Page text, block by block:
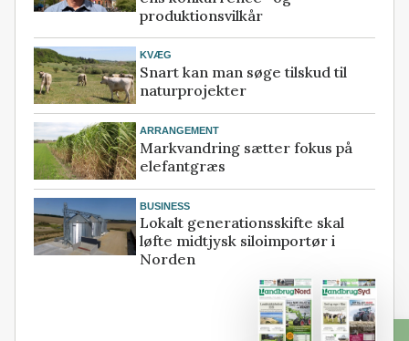
produktionsvilkår
KVÆG
Snart kan man søge tilskud til
naturprojekter
ARRANGEMENT
Markvandring sætter fokus på
elefantgræs
BUSINESS
Lokalt generationsskifte skal
løfte midtjysk siloimportør i
Norden